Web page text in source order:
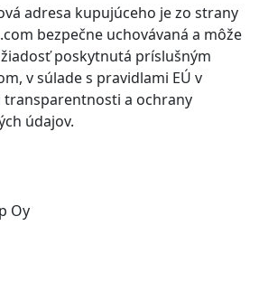
adresa kupujúceho je zo strany
bezpečne uchovávaná a môže
poskytnutá príslušným
v súlade s pravidlami EÚ v
transparentnosti a ochrany
údajov.
Oy